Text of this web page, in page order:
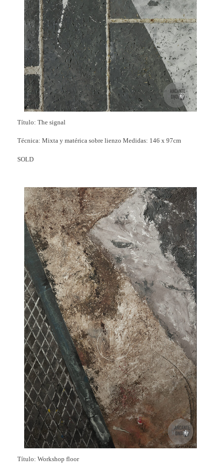
Título: The signal
Técnica: Mixta y matérica sobre lienzo Medidas: 146 x 97cm
SOLD
Título: Workshop floor